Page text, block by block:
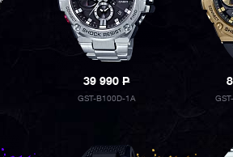
39 990P
GST-B100D-1A